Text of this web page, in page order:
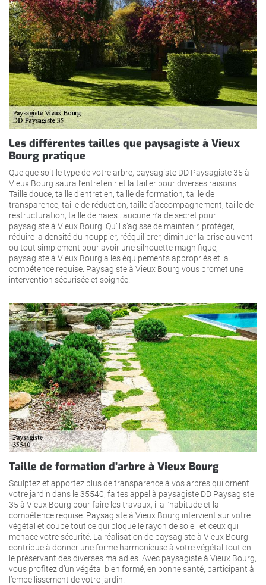
Les différentes tailles que paysagiste à Vieux
Bourg pratique
Quelque soit le type de votre arbre, paysagiste DD Paysagiste 35 à
Vieux Bourg saura l’entretenir et la tailler pour diverses raisons.
Taille douce, taille d’entretien, taille de formation, taille de
transparence, taille de réduction, taille d’accompagnement, taille de
restructuration, taille de haies…aucune n’a de secret pour
paysagiste à Vieux Bourg. Qu’il s’agisse de maintenir, protéger,
réduire la densité du houppier, rééquilibrer, diminuer la prise au vent
ou tout simplement pour avoir une silhouette magnifique,
paysagiste à Vieux Bourg a les équipements appropriés et la
compétence requise. Paysagiste à Vieux Bourg vous promet une
intervention sécurisée et soignée.
Taille de formation d’arbre à Vieux Bourg
Sculptez et apportez plus de transparence à vos arbres qui ornent
votre jardin dans le 35540, faites appel à paysagiste DD Paysagiste
35 à Vieux Bourg pour faire les travaux, il a l’habitude et la
compétence requise. Paysagiste à Vieux Bourg intervient sur votre
végétal et coupe tout ce qui bloque le rayon de soleil et ceux qui
menace votre sécurité. La réalisation de paysagiste à Vieux Bourg
contribue à donner une forme harmonieuse à votre végétal tout en
le préservant des diverses maladies. Avec paysagiste à Vieux Bourg,
vous profitez d’un végétal bien formé, en bonne santé, participant à
l’embellissement de votre jardin.